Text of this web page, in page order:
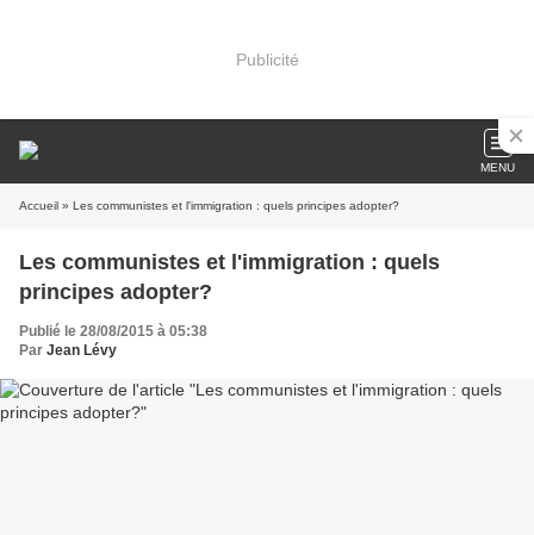
Publicité
MENU
Accueil » Les communistes et l'immigration : quels principes adopter?
Les communistes et l'immigration : quels
principes adopter?
Publié le 28/08/2015 à 05:38
Par Jean Lévy